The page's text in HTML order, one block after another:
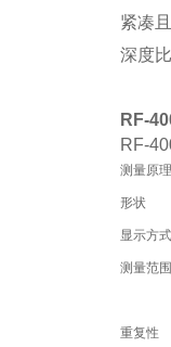
紧凑
深度
RF-
RF-
测量原
形状
显示方
测量范
重复性